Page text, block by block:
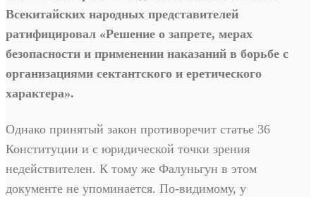
Всекитайских народных представителей
ратифицировал «Решение о запрете, мерах
безопасности и применении наказаний в борьбе с
организациями сектантского и еретического
характера».
Однако принятый закон противоречит статье 36
Конституции и с юридической точки зрения
недействителен. К тому же Фалуньгун в этом
документе не упоминается. По-видимому, у